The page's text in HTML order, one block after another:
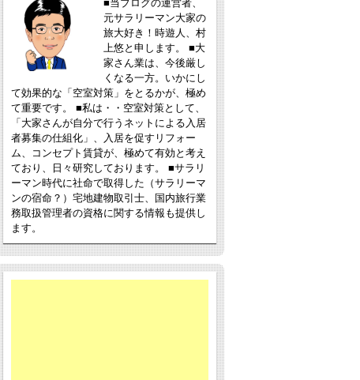
■当ブログの運営者、
元サラリーマン大家の
旅大好き！時遊人、村
上悠と申します。 ■大
家さん業は、今後厳し
くなる一方。いかにし
て効果的な「空室対策」をとるかが、極め
て重要です。 ■私は・・空室対策として、
「大家さんが自分で行うネットによる入居
者募集の仕組化」、入居を促すリフォー
ム、コンセプト賃貸が、極めて有効と考え
ており、日々研究しております。 ■サラリ
ーマン時代に社命で取得した（サラリーマ
ンの宿命？）宅地建物取引士、国内旅行業
務取扱管理者の資格に関する情報も提供し
ます。